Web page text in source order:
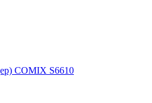
COMIX S6610